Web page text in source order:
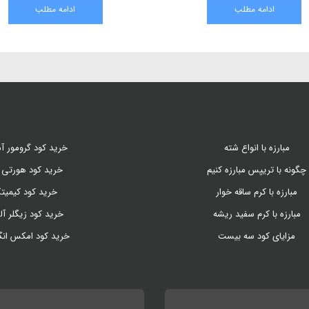
کنیم . امروزه دقدقه ی کارشناسان
ادامه مطلب
میتوانند با آگاهی از بیماری ها و آفات آن،
ادامه مطلب
مبارزه با انواع شته
چگونه با تریپس مبارزه کنیم
مبارزه با کرم ساقه خوار
مبارزه با کرم سفید ریشه
مزایای کود سه بیست
خرید کود گرومور
خرید کود هورتی
خرید کود
خرید کود زیگلر
خرید کود امکس